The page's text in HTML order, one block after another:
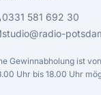
0331 581 692 30
studio@radio-
Gewinnabholung ist
Uhr bis 18.00 Uhr